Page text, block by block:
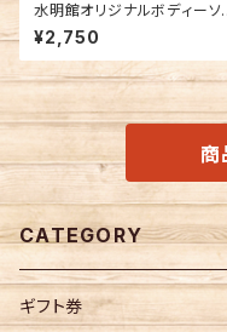
水明館オリジナルボディーソ
プ「ha.no.ne」 1本
¥2,750
商
CATEGORY
ギフト券